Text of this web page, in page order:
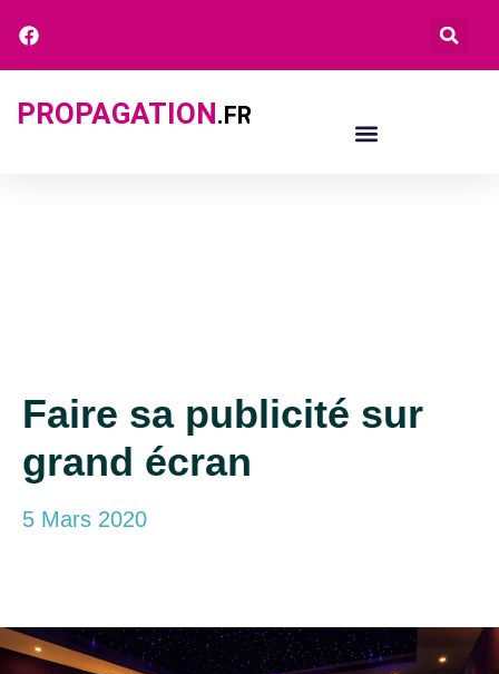
PROPAGATION.FR
Faire sa publicité sur
grand écran
5 Mars 2020